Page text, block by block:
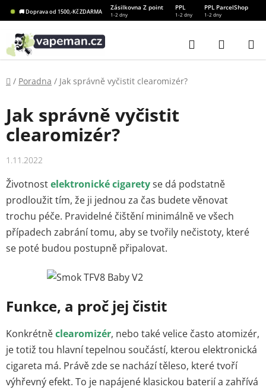
Přejít
na
obsah
🚚 Doprava od 1500,-Kč ZDARMA
Zásilkovna Z point PPL PPL ParcelShop
1-2 dny 1-2 dny 1-2 dny
Hledat
KOŠÍK
Domů
/ Poradna / Jak správně vyčistit clearomizér?
Jak správně vyčistit
clearomizér?
1.11.2022
Životnostelektronické cigaretyse dá podstatně
prodloužit tím, že ji jednou za čas budete věnovat
trochu péče. Pravidelné čištění minimálně ve všech
případech zabrání tomu, aby se tvořily nečistoty, které
se poté budou postupně připalovat.
Funkce, a proč jej čistit
Konkrétněclearomizér, nebo také velice často atomizér,
je totiž tou hlavní tepelnou součástí, kterou elektronická
cigareta má. Právě zde se nachází těleso, které tvoří
výhřevný efekt. To je napájené klasickou baterií a zahřívá